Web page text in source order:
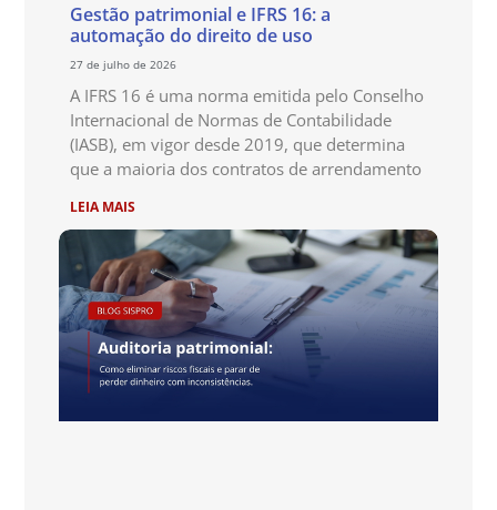
Gestão patrimonial e IFRS 16: a
automação do direito de uso
27 de julho de 2026
A IFRS 16 é uma norma emitida pelo Conselho
Internacional de Normas de Contabilidade
(IASB), em vigor desde 2019, que determina
que a maioria dos contratos de arrendamento
LEIA MAIS